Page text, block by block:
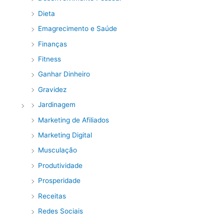
Dieta
Emagrecimento e Saúde
Finanças
Fitness
Ganhar Dinheiro
Gravidez
Jardinagem
Marketing de Afiliados
Marketing Digital
Musculação
Produtividade
Prosperidade
Receitas
Redes Sociais